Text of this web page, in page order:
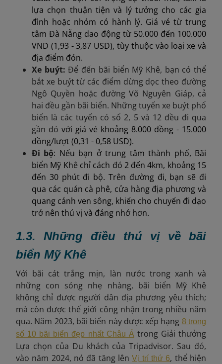
lựa chọn thuận tiện và lý tưởng cho các gia
đình hoặc nhóm có hành lý. Giá vé từ trung
tâm Đà Nẵng dao động từ 50.000 đến 100.000
VND (1,93 - 3,87 USD), tùy thuộc vào loại xe và
địa điểm đón.
Xe buýt:Để đến bãi biển Mỹ Khê, bạn có thể
bắt xe buýt từ các điểm dừng dọc theo đường
Ngô Quyền hoặc đường Võ Nguyên Giáp, cả
hai đều gần bãi biển. Những tuyến xe buýt phổ
biến là các tuyến có số 2, 5 và 12 đều đi qua
gần đó với giá vé khoảng 8.000 đồng - 15.000
đồng/lượt (0,31 - 0,58 USD).
Đi bộ: Nếu bạn ở trung tâm thành phố, Bãi
biển Mỹ Khê chỉ cách đó 2 đến 4km, khoảng 15
đến 30 phút đi bộ. Trên đường đi, bạn sẽ đi
qua các quán cà phê, cửa hàng địa phương và
quang cảnh ven sông, khiến cho chuyến đi dạo
trở nên thú vị và đáng nhớ hơn.
1.3. Những điều thú vị về bãi
biển Mỹ Khê
Với bãi cát trắng mịn, làn nước trong xanh và
những con sóng nhẹ nhàng, bãi biển Mỹ Khê
không chỉ được người dân địa phương yêu thích;
mà còn được thế giới công nhận trong nhiều năm
qua. Năm 2023, bãi biển này được xếp hạng 8 trong
số 10 bãi biển đẹp nhất Châu Á trong Giải thưởng
Lựa chọn của Du khách của Tripadvisor. Sau đó,
vào năm 2024, nó đã tăng lênVị trí thứ 6, thể hiện